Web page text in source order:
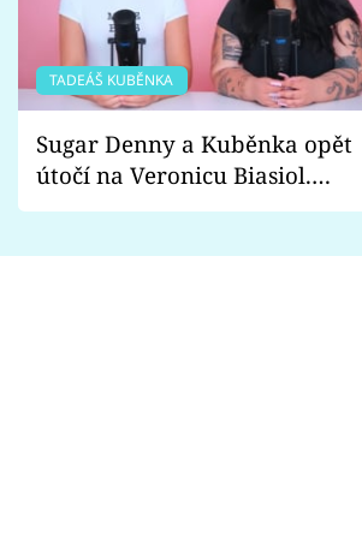
TADEÁŠ KUBĚNKA
Sugar Denny a Kuběnka opět
útočí na Veronicu Biasiol.
Proč je podle nich falešná a